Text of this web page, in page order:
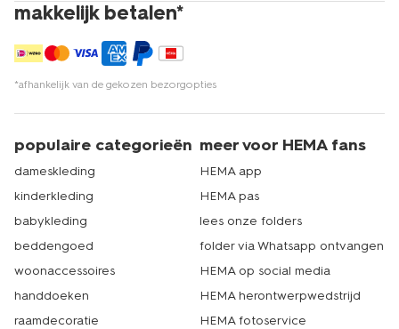
makkelijk betalen*
*afhankelijk van de gekozen bezorgopties
populaire categorieën
dameskleding
kinderkleding
babykleding
beddengoed
woonaccessoires
handdoeken
raamdecoratie
meer voor HEMA fans
HEMA app
HEMA pas
lees onze folders
folder via Whatsapp ontvangen
HEMA op social media
HEMA herontwerpwedstrijd
HEMA fotoservice